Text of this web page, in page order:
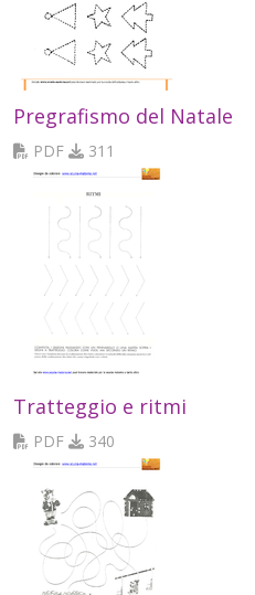
Pregrafismo del Natale
PDF 311
Tratteggio e ritmi
PDF 340